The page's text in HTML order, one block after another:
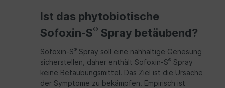
Ist das phytobiotische
Sofoxin-S® Spray betäubend?
Sofoxin-S® Spray soll eine nahhaltige Genesung
sicherstellen, daher enthält Sofoxin-S® Spray
keine Betäubungsmittel. Das Ziel ist die Ursache
der Symptome zu bekämpfen. Empirisch ist